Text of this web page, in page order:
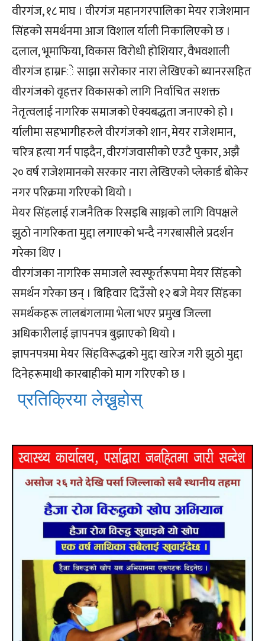
वीरगंज, १८ माघ । वीरगंज महानगरपालिका मेयर राजेशमान
सिंहको समर्थनमा आज विशाल र्याली निकालिएको छ ।
दलाल, भूमाफिया, विकास विरोधी होशियार, वैभवशाली
वीरगंज हाम्रFे साझा सरोकार नारा लेखिएको ब्यानरसहित
वीरगंजको वृहत्तर विकासको लागि निर्वाचित सशक्त
नेतृत्वलाई नागरिक समाजको ऐक्यबद्धता जनाएको हो ।
र्यालीमा सहभागीहरुले वीरगंजको शान, मेयर राजेशमान,
चरित्र हत्या गर्न पाइदैन, वीरगंजवासीको एउटै पुकार, अझै
२० वर्ष राजेशमानको सरकार नारा लेखिएको प्लेकार्ड बोकेर
नगर परिक्रमा गरिएको थियो ।
मेयर सिंहलाई राजनैतिक रिसइबि साध्नको लागि विपक्षले
झुठो नागरिकता मुद्दा लगाएको भन्दै नगरबासीले प्रदर्शन
गरेका थिए ।
वीरगंजका नागरिक समाजले स्वस्फूर्तरूपमा मेयर सिंहको
समर्थन गरेका छन् । बिहिवार दिउँसो १२ बजे मेयर सिंहका
समर्थकहरू लालबंगलामा भेला भएर प्रमुख जिल्ला
अधिकारीलाई ज्ञापनपत्र बुझाएको थियो ।
ज्ञापनपत्रमा मेयर सिंहविरूद्धको मुद्दा खारेज गरी झुठो मुद्दा
दिनेहरूमाथी कारबाहीको माग गरिएको छ ।
प्रतिक्रिया लेख्नुहोस्